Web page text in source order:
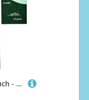
Zeugnismappe/Zeugnisbuch - Zeugnisse Eulen & Schmetterlinge - Modell-Mix - inkl. Name - A4 - GEBUNDEN mit 20 festen Seiten- A 4 - Softcover - für ..